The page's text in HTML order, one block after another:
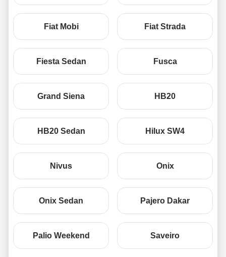
Fiat Mobi Fiat Strada
Fiesta Sedan Fusca
Grand Siena HB20
HB20 Sedan Hilux SW4
Nivus Onix
Onix Sedan Pajero Dakar
Palio Weekend Saveiro